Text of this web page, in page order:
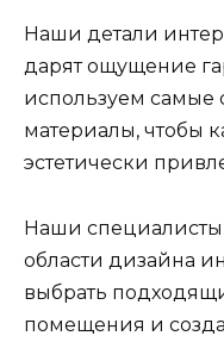
Наши детали
дарят ощущение
используем самые
материалы, чтобы
эстетически
Наши
области дизайна
выбрать
помещения и